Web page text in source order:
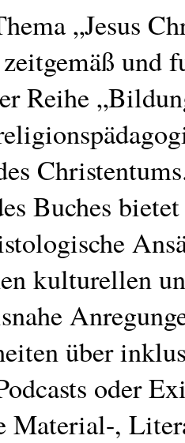
„Jesus
und
Reihe
Buches
kulturellen
über
oder
Material-,